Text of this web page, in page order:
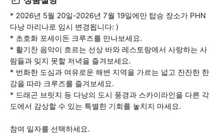
* 2026년 5월 20일-2026년 7월 19일에만 탑승 장소가 PHN
다낭 마리나로 임시 변경됩니다: )
* 초호화 포세이돈 크루즈를 만나보세요.
* 활기찬 음악이 흐르는 선상 바와 레스토랑에서 사랑하는 사
람들과 잊지 못할 저녁을 즐겨보세요.
* 번화한 도심과 여유로운 해변 지역을 가르는 넓고 잔잔한 한
강을 따라 크루즈를 즐겨보세요.
* 드래곤 브릿지 등 다낭의 도시 풍경과 스카이라인을 다른 각
도에서 감상할 수 있는 특별한 기회를 놓치지 마세요.
참여 일자를 선택하세요.